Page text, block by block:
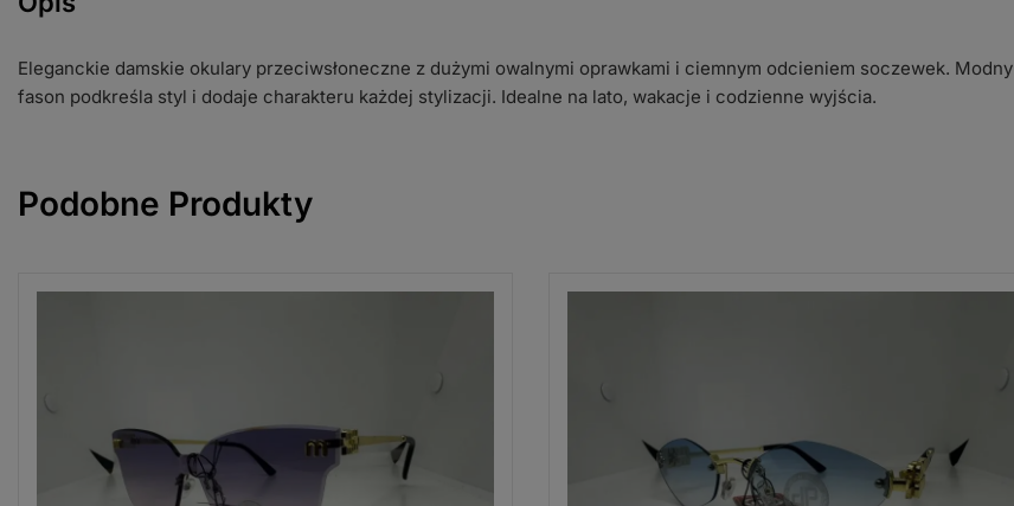
Eleganckie damskie okulary przeciwsłoneczne z dużymi owalnymi oprawkami i ciemnym odcieniem soczewek. Modny
fason podkreśla styl i dodaje charakteru każdej stylizacji. Idealne na lato, wakacje i codzienne wyjścia.
Podobne Produkty